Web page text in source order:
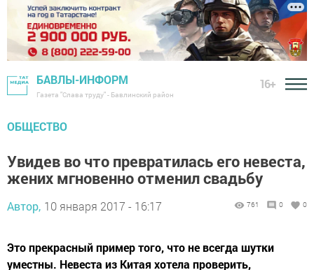
БАВЛЫ-ИНФОРМ
Газета "Слава труду" - Бавлинский район
16+
ОБЩЕСТВО
Увидев во что превратилась его невеста,
жених мгновенно отменил свадьбу
Автор, 10 января 2017 - 16:17 761 0 0
Это прекрасный пример того, что не всегда шутки
уместны. Невеста из Китая хотела проверить,